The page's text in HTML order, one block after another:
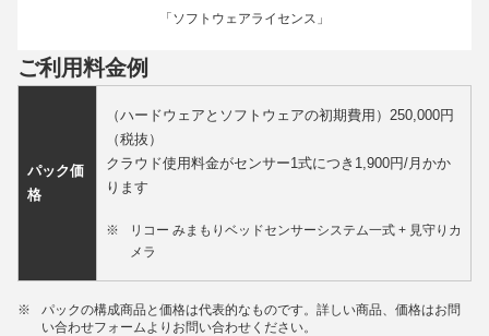
「ソフトウェアライセンス」
ご利用料金例
パック価
格
（ハードウェアとソフトウェアの初期費用）250,000円
（税抜）
クラウド使用料金がセンサー1式につき1,900円/月かか
ります
※
リコー みまもりベッドセンサーシステム一式 + 見守りカ
メラ
※
パックの構成商品と価格は代表的なものです。詳しい商品、価格はお問
い合わせフォームよりお問い合わせください。